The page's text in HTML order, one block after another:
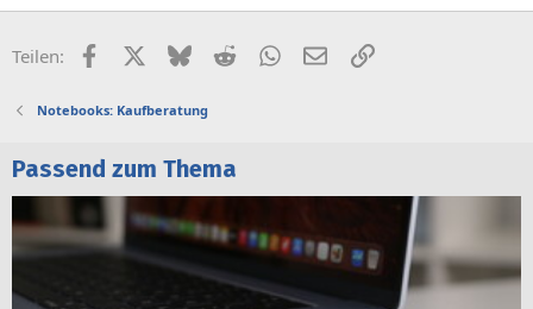
Teilen: FacebookX (Twitter)
BlueskyRedditWhatsApp
E-MailLink
Notebooks: Kaufberatung
Passend zum Thema